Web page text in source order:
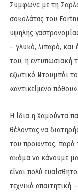
Σύμφωνα με τη
σοκολάτας του
υψηλής
– γλυκό, λιπαρό, και
του, η εντυπωσιακή
εξωτικό Ντουμπάι
«αντικείμενο πόθου».
Η ίδια η Χαμούντα
θέλοντας να
του προϊόντος, παρά
ακόμα να κάνουμε
είναι πολύ
τεχνικά απαιτητική